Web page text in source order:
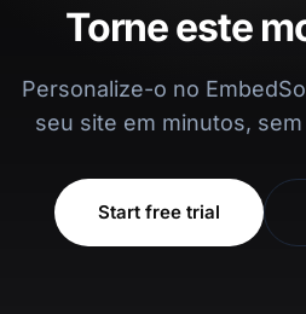
Torne este
Personalize-o no
seu site em minutos,
Start free trial